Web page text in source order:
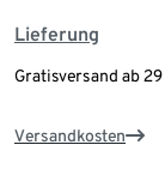
Lieferung
Gratisversand ab
Versandkosten